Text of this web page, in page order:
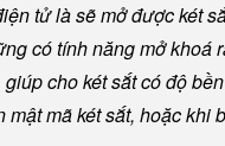
tử là sẽ mở được két
có tính năng mở khoá
cho két sắt có độ
mật mã két sắt, hoặc khi